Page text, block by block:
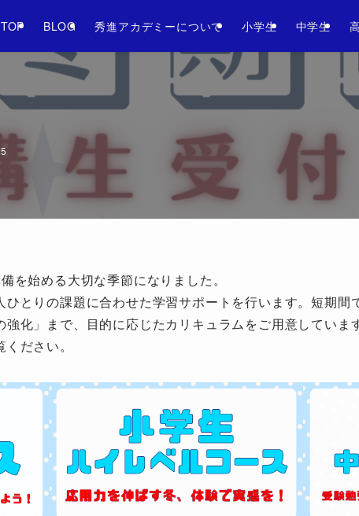
TOP BLOG 秀進アカデミーについて 小学生 中学生
を始める大切な季節になりました。
とりの課題に合わせた学習サポートを行います。短期間
化」まで、目的に応じたカリキュラムをご用意していま
ださい。